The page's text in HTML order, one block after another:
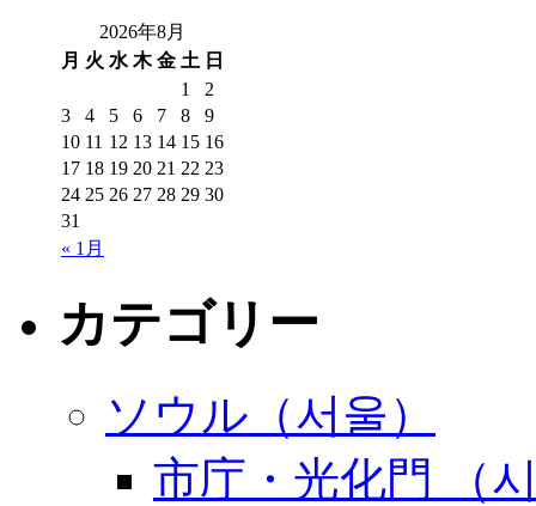
2026年8月
月 火 水 木 金 土 日
« 1月
1
2
3
4 5 6 7 8
9
10 11 12 13 14 15 16
17 18 19 20 21 22 23
24 25 26 27 28 29 30
31
カテゴリー
ソウル（서울）
市庁・光化門 （